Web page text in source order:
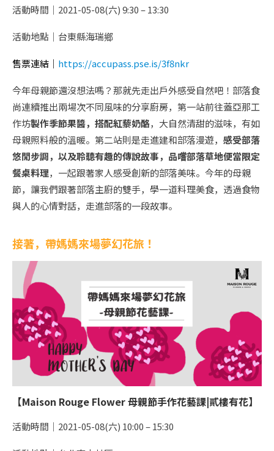
活動時間｜2021-05-08(六) 9:30 – 13:30
活動地點｜台東縣海瑞鄉
售票連結｜ https://accupass.pse.is/3f8nkr
今年母親節還沒想法嗎？那就先走出戶外感受自然吧！部落食
尚連續推出兩場次不同風味的分享廚房，第一站前往蓋亞那工
作坊製作季節果醬，搭配紅藜奶酪，大自然清甜的滋味，有如
母親照料般的溫暖。第二站則是走進建和部落漫遊， 感受部落
悠閒步調，以及聆聽有趣的傳說故事，品嚐部落草地便當限定
餐桌料理，一起跟著家人感受創新的部落美味。今年的母親
節，讓我們跟著部落主廚的雙手，學一道料理美食，透過食物
與人的心情對話，走進部落的一段故事。
接著，帶媽媽來場夢幻花旅！
【Maison Rouge Flower 母親節手作花藝課|貳樓有花】
活動時間｜2021-05-08(六) 10:00 – 15:30